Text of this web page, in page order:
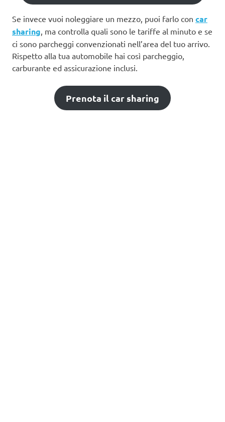
Se invece vuoi noleggiare un mezzo, puoi farlo con car
sharing, ma controlla quali sono le tariffe al minuto e se
ci sono parcheggi convenzionati nell’area del tuo arrivo.
Rispetto alla tua automobile hai così parcheggio,
carburante ed assicurazione inclusi.
Prenota il car sharing